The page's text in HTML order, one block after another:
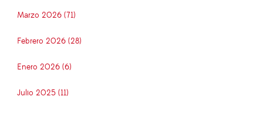
Marzo 2026 (71)
Febrero 2026 (28)
Enero 2026 (6)
Julio 2025 (11)